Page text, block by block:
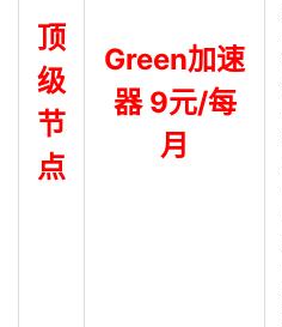
顶
级
节
点
Green加速
器 9元/每
月